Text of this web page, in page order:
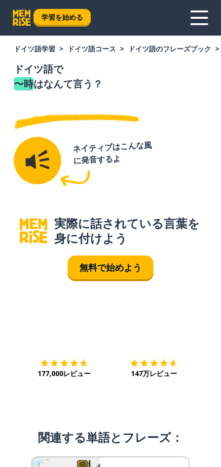
学習を始める
ドイツ語学習 ドイツ語コース ドイツ語のフレーズブック
ドイツ語で
〜時はなんて言う？
ネイティブはこんな風
に発音するよ
実際に話されている言葉を
身に付けよう
無料で始めよう
177,000レビュー 147万レビュー
関連する単語とフレーズ：